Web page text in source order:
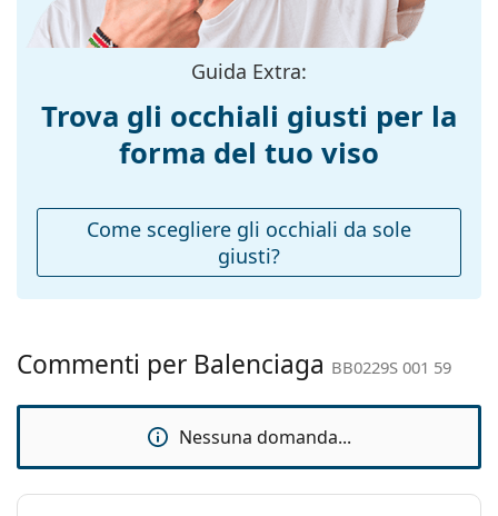
montatura:
montatura:
125 mm
Ponte:
20 mm
300 g
Cerniere a
molla:
No
Accessori
Sì
Guida Extra:
Trova gli occhiali giusti per la
forma del tuo viso
Come scegliere gli occhiali da sole
giusti?
Commenti per Balenciaga BB0229S 001 59
Nessuna domanda...